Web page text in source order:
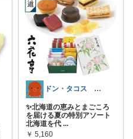
ドン・タコス 防災⚠️生活雑貨アウトドア
✨北海道の恵みとまごころ
を届ける夏の特別アソート
北海道を代 ...
￥ 5,160